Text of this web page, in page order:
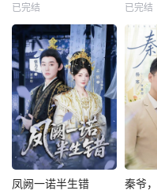
已完结 已完结
凤阙一诺半生错 秦爷